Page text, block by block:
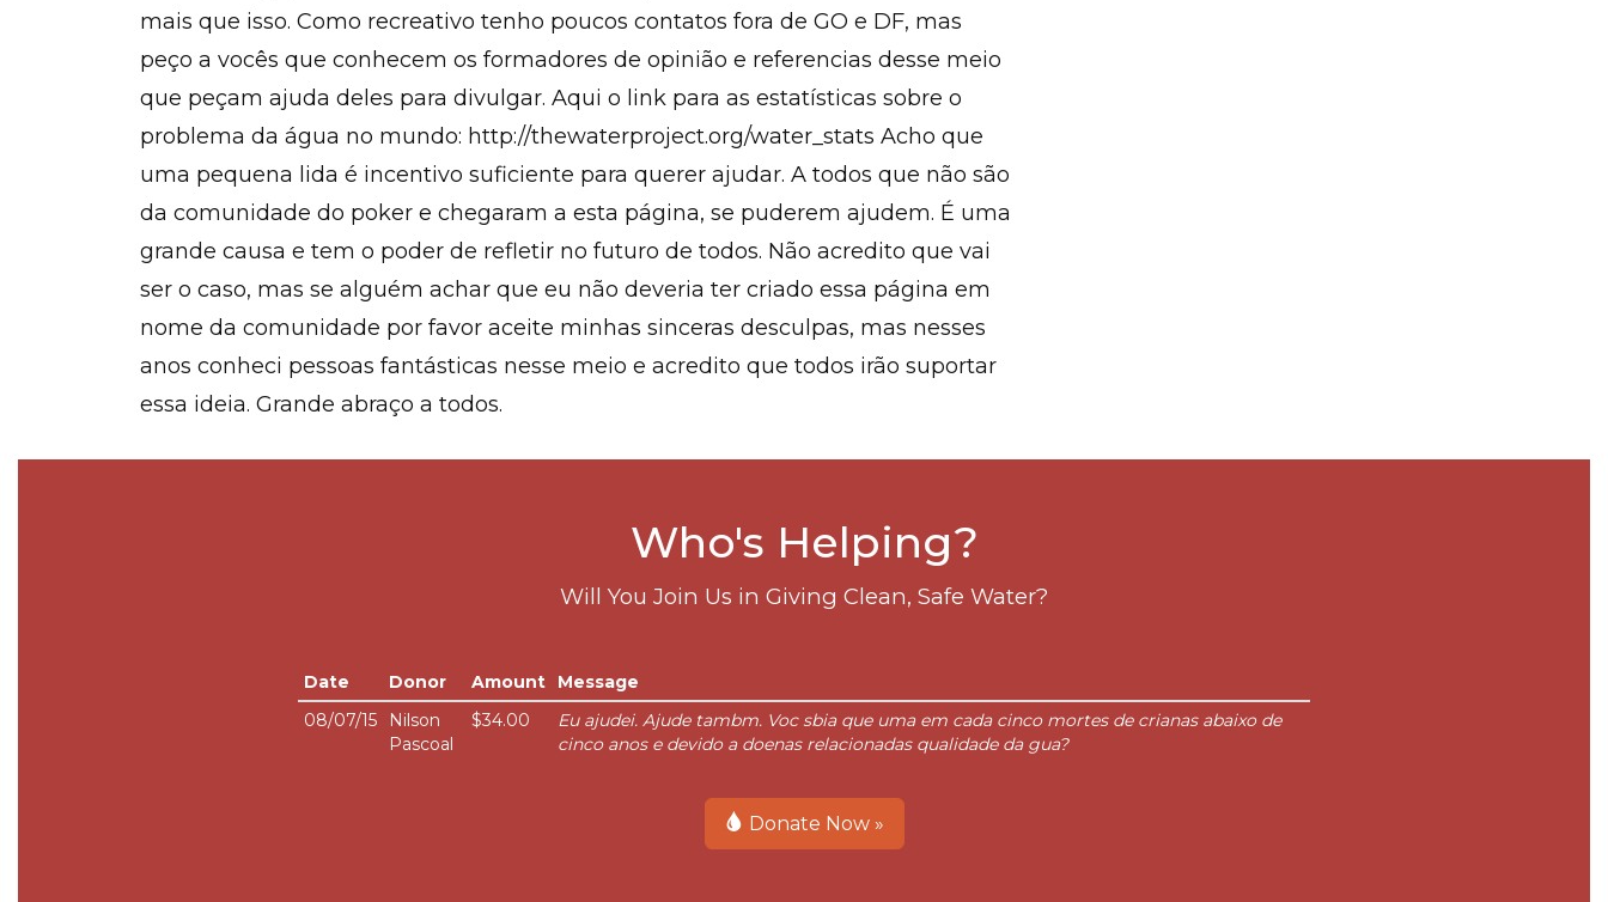
mais que isso. Como recreativo tenho poucos contatos fora de GO e DF, mas
peço a vocês que conhecem os formadores de opinião e referencias desse meio
que peçam ajuda deles para divulgar. Aqui o link para as estatísticas sobre o
problema da água no mundo: http://thewaterproject.org/water_stats Acho que
uma pequena lida é incentivo suficiente para querer ajudar. A todos que não são
da comunidade do poker e chegaram a esta página, se puderem ajudem. É uma
grande causa e tem o poder de refletir no futuro de todos. Não acredito que vai
ser o caso, mas se alguém achar que eu não deveria ter criado essa página em
nome da comunidade por favor aceite minhas sinceras desculpas, mas nesses
anos conheci pessoas fantásticas nesse meio e acredito que todos irão suportar
essa ideia. Grande abraço a todos.
Who's Helping?
Will You Join Us in Giving Clean, Safe Water?
Date Donor Amount
Message
08/07/15
Nilson
Pascoal
$34.00
Eu ajudei. Ajude tambm. Voc sbia que uma em cada cinco mortes de crianas abaixo de
cinco anos e devido a doenas relacionadas qualidade da gua?
Donate Now »